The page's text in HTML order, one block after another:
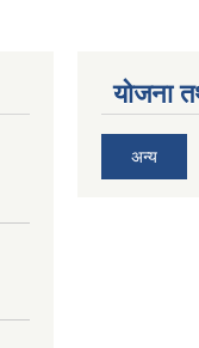
योजना
अन्य